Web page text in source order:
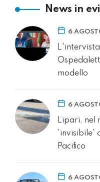
News in
6
modello
6
Lipari, nel
'invisibile'
Pacifico
6